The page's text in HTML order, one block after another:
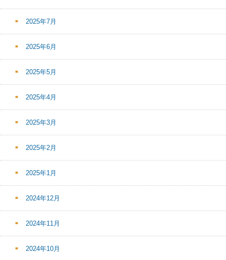
2025年7月
2025年6月
2025年5月
2025年4月
2025年3月
2025年2月
2025年1月
2024年12月
2024年11月
2024年10月